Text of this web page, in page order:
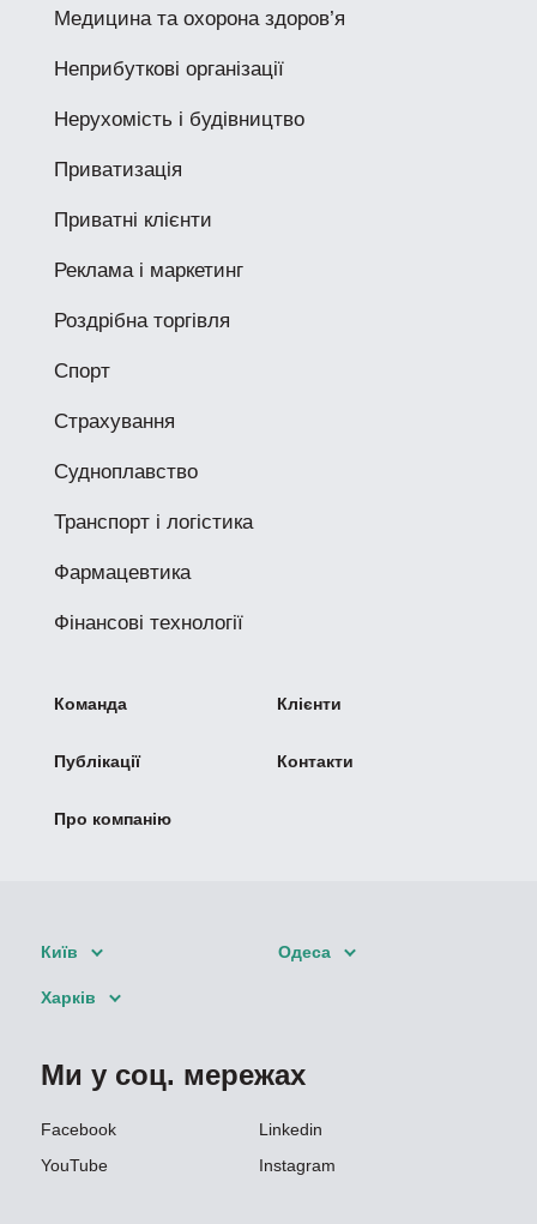
Медицина та охорона здоров’я
Неприбуткові організації
Нерухомість і будівництво
Приватизація
Приватні клієнти
Реклама і маркетинг
Роздрібна торгівля
Спорт
Страхування
Судноплавство
Транспорт і логістика
Фармацевтика
Фінансові технології
Команда Клієнти
Публікації Контакти
Про компанію
Київ Одеса
Харків
Ми у соц. мережах
Facebook
Linkedin
YouTube
Instagram